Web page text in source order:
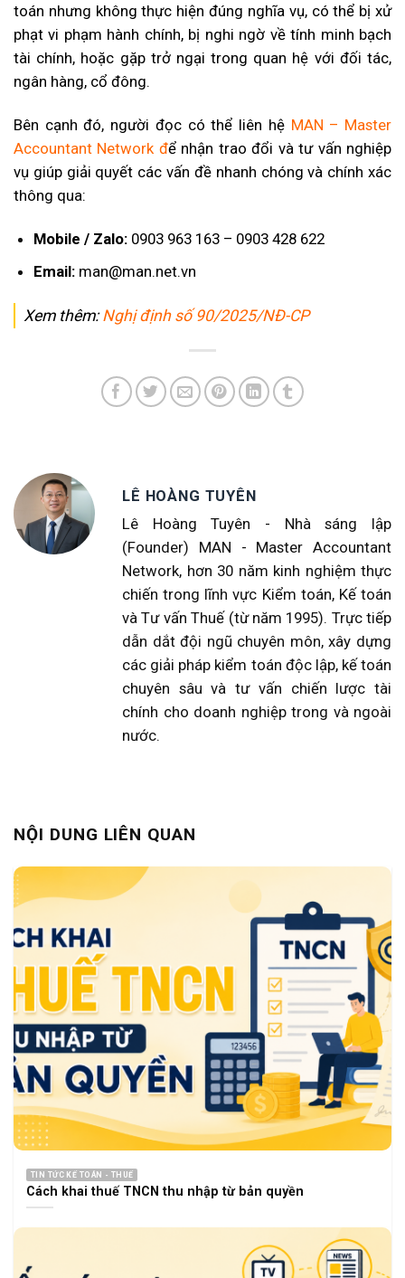
toán nhưng không thực hiện đúng nghĩa vụ, có thể bị xử
phạt vi phạm hành chính, bị nghi ngờ về tính minh bạch
tài chính, hoặc gặp trở ngại trong quan hệ với đối tác,
ngân hàng, cổ đông.
Bên cạnh đó, người đọc có thể liên hệ MAN – Master
Accountant Network để nhận trao đổi và tư vấn nghiệp
vụ giúp giải quyết các vấn đề nhanh chóng và chính xác
thông qua:
Mobile / Zalo:0903 963 163 – 0903 428 622
Email:man@man.net.vn
Xem thêm: Nghị định số 90/2025/NĐ-CP
LÊ HOÀNG TUYÊN
Lê Hoàng Tuyên - Nhà sáng lập
(Founder) MAN - Master Accountant
Network, hơn 30 năm kinh nghiệm thực
chiến trong lĩnh vực Kiểm toán, Kế toán
và Tư vấn Thuế (từ năm 1995). Trực tiếp
dẫn dắt đội ngũ chuyên môn, xây dựng
các giải pháp kiểm toán độc lập, kế toán
chuyên sâu và tư vấn chiến lược tài
chính cho doanh nghiệp trong và ngoài
nước.
NỘI DUNG LIÊN QUAN
TIN TỨC KẾ TOÁN - THUẾ
Cách khai thuế TNCN thu nhập từ bản quyền